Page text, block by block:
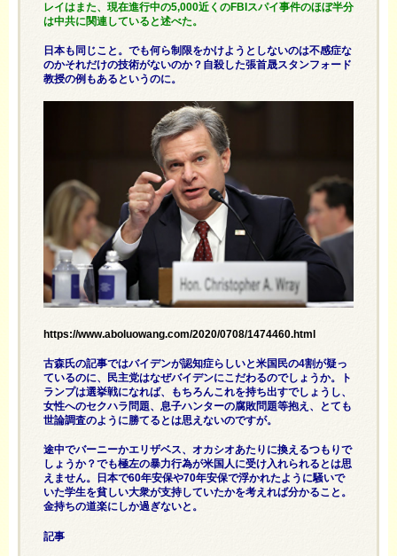
レイはまた、現在進行中の5,000近くのFBIスパイ事件のほぼ半分
は中共に関連していると述べた。
日本も同じこと。でも何ら制限をかけようとしないのは不感症な
のかそれだけの技術がないのか？自殺した張首晟スタンフォード
教授の例もあるというのに。
https://www.aboluowang.com/2020/0708/1474460.html
古森氏の記事ではバイデンが認知症らしいと米国民の4割が疑っ
ているのに、民主党はなぜバイデンにこだわるのでしょうか。ト
ランプは選挙戦になれば、もちろんこれを持ち出すでしょうし、
女性へのセクハラ問題、息子ハンターの腐敗問題等抱え、とても
世論調査のように勝てるとは思えないのですが。
途中でバーニーかエリザベス、オカシオあたりに換えるつもりで
しょうか？でも極左の暴力行為が米国人に受け入れられるとは思
えません。日本で60年安保や70年安保で浮かれたように騒いで
いた学生を貧しい大衆が支持していたかを考えれば分かること。
金持ちの道楽にしか過ぎないと。
記事